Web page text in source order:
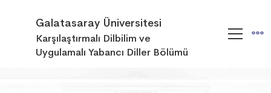
Galatasaray Üniversitesi
Karşılaştırmalı Dilbilim ve
Uygulamalı Yabancı Diller Bölümü